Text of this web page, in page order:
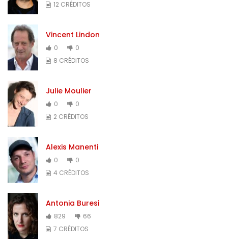
12 CRÉDITOS
Vincent Lindon
0
0
8 CRÉDITOS
Julie Moulier
0
0
2 CRÉDITOS
Alexis Manenti
0
0
4 CRÉDITOS
Antonia Buresi
829
66
7 CRÉDITOS